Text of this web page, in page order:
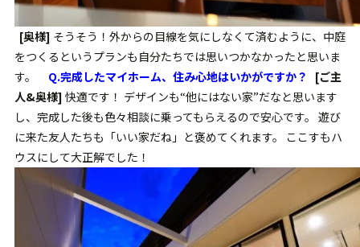
[奥様] そうそう！外からの目線を気にしなくて済むように、中庭
をつくるというプランも自分たちでは思いつかなかったと思いま
す。 Q.完成したマイホーム、住み心地はいかがですか？
[ご主
人&奥様] 快適です！ デザインも“他にはない家”だなと思います
し、完成した後も色々相談に乗ってもらえるので安心です。 遊び
に来た友人たちも「いい家だね」と褒めてくれます。 ここすもハ
ウスにして大正解でした！